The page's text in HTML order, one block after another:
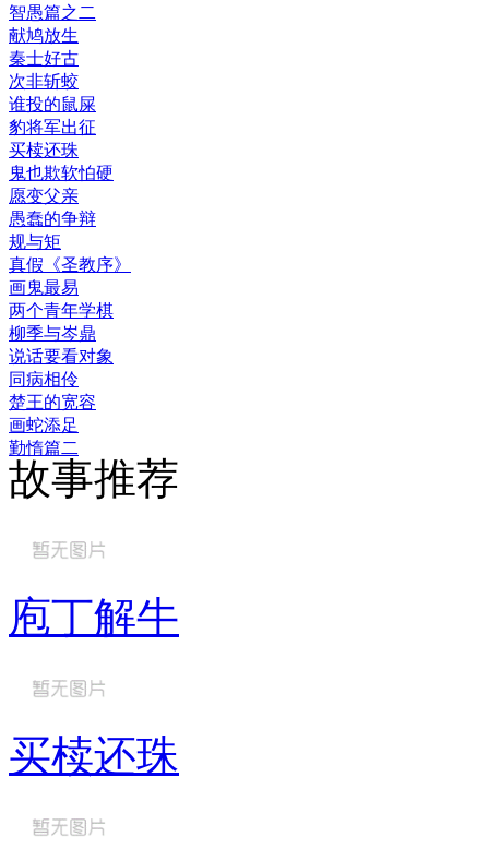
智愚篇之二
献鸠放生
秦士好古
次非斩蛟
谁投的鼠屎
豹将军出征
买椟还珠
鬼也欺软怕硬
愿变父亲
愚蠢的争辩
规与矩
真假《圣教序》
画鬼最易
两个青年学棋
柳季与岑鼎
说话要看对象
同病相伶
楚王的宽容
画蛇添足
勤惰篇二
故事推荐
庖丁解牛
买椟还珠